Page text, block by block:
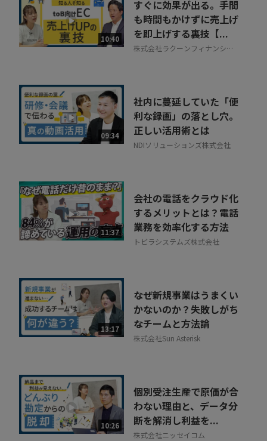
30秒でお申し込み可能
相談を希望する 無料
10:40
すぐに効果が出る。手間
も時間もかけずに売上げ
を即上げする裏技【...
株式会社ラクーンフィナンシャ
09:34
社内に蔓延していた「便
利な録画」の落とし穴。
正しい活用術とは
NDIソリューションズ株式会社
11:37
会社の電話をクラウド化
するメリットとは？電話
業務を効率化する方法
トビラシステムズ株式会社
13:17
なぜ新規事業はうまくい
かないのか？失敗しがち
なチームと方法論
株式会社Sun Asterisk
10:26
個別受注生産で原価が合
わない理由と、データ分
断を解消し利益を...
株式会社ニッセイコム